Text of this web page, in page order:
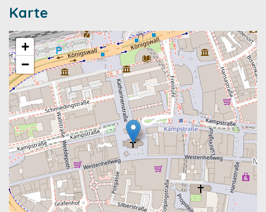
Karte
+
−